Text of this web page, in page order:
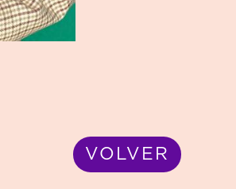
VOLVER